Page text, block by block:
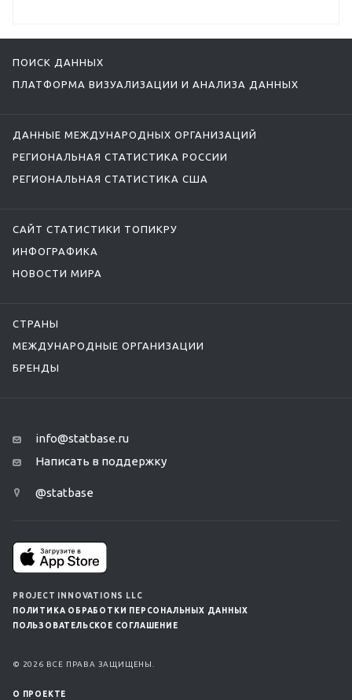
ПОИСК ДАННЫХ
ПЛАТФОРМА ВИЗУАЛИЗАЦИИ И АНАЛИЗА ДАННЫХ
ДАННЫЕ МЕЖДУНАРОДНЫХ ОРГАНИЗАЦИЙ
РЕГИОНАЛЬНАЯ СТАТИСТИКА РОССИИ
РЕГИОНАЛЬНАЯ СТАТИСТИКА США
САЙТ СТАТИСТИКИ ТОПИКРУ
ИНФОГРАФИКА
НОВОСТИ МИРА
СТРАНЫ
МЕЖДУНАРОДНЫЕ ОРГАНИЗАЦИИ
БРЕНДЫ
info@statbase.ru
Написать в поддержку
@statbase
PROJECT INNOVATIONS LLC
ПОЛИТИКА ОБРАБОТКИ ПЕРСОНАЛЬНЫХ ДАННЫХ
ПОЛЬЗОВАТЕЛЬСКОЕ СОГЛАШЕНИЕ
© 2026 ВСЕ ПРАВА ЗАЩИЩЕНЫ.
О ПРОЕКТЕ